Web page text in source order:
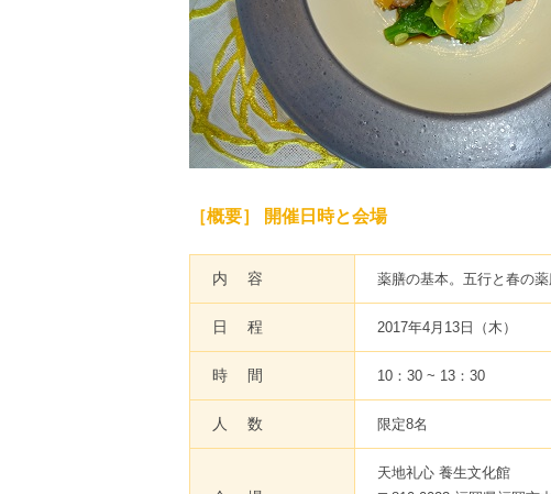
［概要］ 開催日時と会場
内 容 薬膳の基本。五行と春の薬
日 程 2017年4月13日（木）
時 間 10：30 ~ 13：30
人 数 限定8名
天地礼心 養生文化館